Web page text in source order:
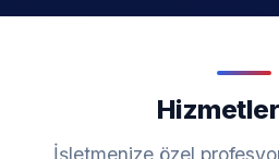
İşletmenize özel